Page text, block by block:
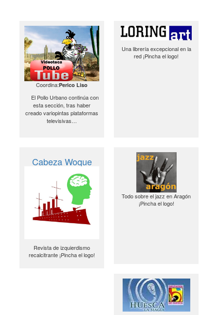
Coordina:Perico Liso
El Pollo Urbano continúa con
esta sección, tras haber
creado variopintas plataformas
televisivas…
Una librería excepcional en la
red ¡Pincha el logo!
Cabeza Woque
Revista de izquierdismo
recalcitrante ¡Pincha el logo!
Todo sobre el jazz en Aragón
¡Pincha el logo!